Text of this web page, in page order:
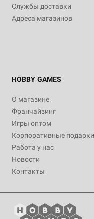
Службы доставки
Адреса магазинов
HOBBY GAMES
О магазине
Франчайзинг
Игры оптом
Корпоративные подарки
Работа у нас
Новости
Контакты